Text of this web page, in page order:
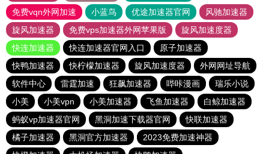
免费vqn外网加速
小蓝鸟 优途加速器官网
风驰加速器
旋风加速器
免费vps加速器外网苹果版
旋风加速度器
快连加速器
快连加速器官网入口
原子加速器
快鸭加速器
快柠檬加速器 旋风加速度器
外网网址导航
软件中心
雷霆加速 狂飙加速器 哔咔漫画
瑞乐小说
小美
小美vpn 小美加速器 飞鱼加速器
白鲸加速器
蚂蚁vp加速器官网
黑洞加速下载器官网
快联加速器
橘子加速器
黑洞官方加速器
2023免费加速神器